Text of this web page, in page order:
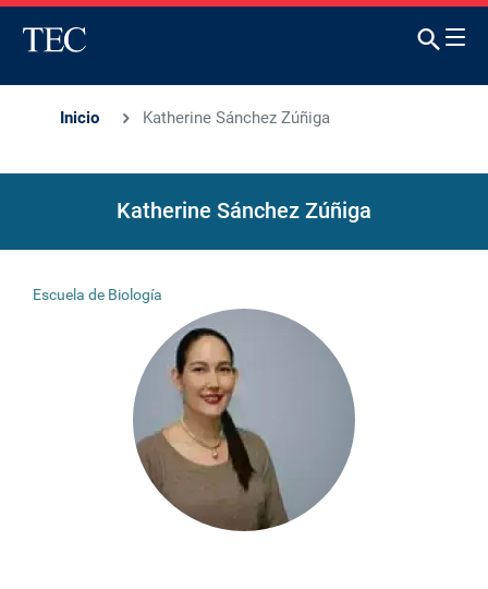
Inicio Katherine Sánchez Zúñiga
Katherine Sánchez Zúñiga
Escuela de Biología